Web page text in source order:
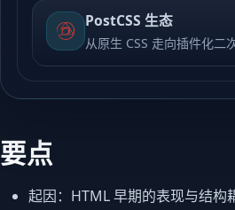
PostCSS 生态
从原生 CSS 走向插件化二
要点
起因：HTML 早期的表现与结构